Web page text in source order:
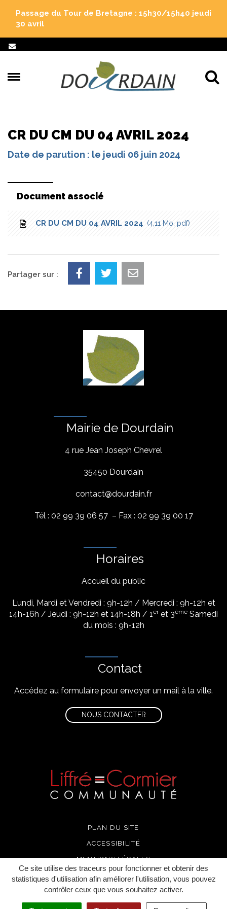
Ce site utilise des traceurs pour fonctionner et obtenir des
statistiques d'utilisation afin améliorer l'utilisation, vous pouvez
contrôler ceux que vous souhaitez activer.
Passage du Tour de Bretagne : 15h30/15h40 jeudi
30 avril
CR DU CM DU 04 AVRIL 2024
Date de parution : le jeudi 06 juin 2024
Document associé
CR DU CM DU 04 AVRIL 2024 4,11 Mo, pdf
Partager sur :
Mairie de Dourdain
4 rue Jean Joseph Chevrel
35450 Dourdain
contact@dourdain.fr
Tél : 02 99 39 06 57 – Fax : 02 99 39 00 17
Horaires
Accueil du public
Lundi, Mardi et Vendredi : 9h-12h / Mercredi : 9h-12h et
14h-16h / Jeudi : 9h-12h et 14h-18h / 1 eret 3ème Samedi
du mois : 9h-12h
Contact
Accédez au formulaire pour envoyer un mail à la ville.
NOUS CONTACTER
PLAN DU SITE
ACCESSIBILITÉ
MENTIONS LÉGALES
POLITIQUE DE CONFIDENTIALITÉ
CRÉDITS